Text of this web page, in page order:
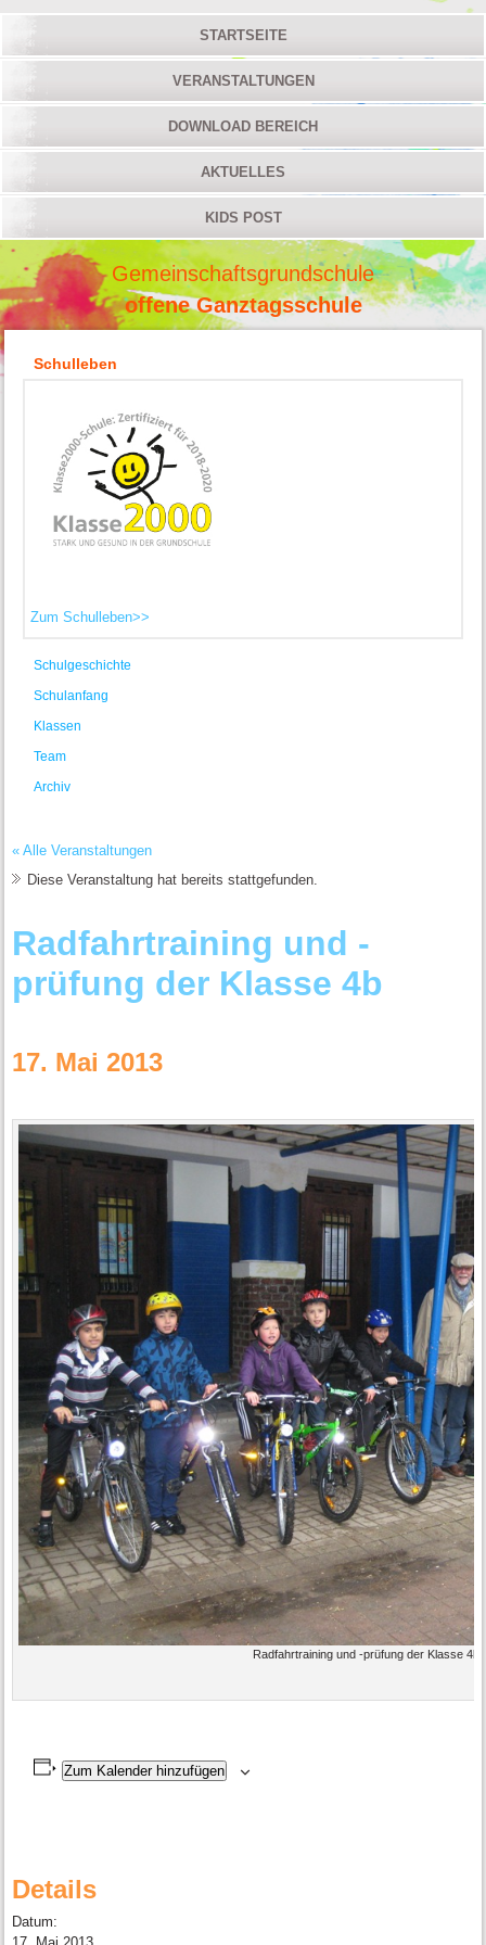
STARTSEITE
VERANSTALTUNGEN
DOWNLOAD BEREICH
AKTUELLES
KIDS POST
Gemeinschaftsgrundschule
offene Ganztagsschule
Schulleben
Zum Schulleben>>
Schulgeschichte
Schulanfang
Klassen
Team
Archiv
« Alle Veranstaltungen
Diese Veranstaltung hat bereits stattgefunden.
Radfahrtraining und -
prüfung der Klasse 4b
17. Mai 2013
Radfahrtraining und -prüfung der Klasse 4b
Zum Kalender hinzufügen
Details
Datum: